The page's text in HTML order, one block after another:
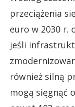
przeciążenia
euro w 2030 r.
jeśli
również silną
mogą sięgnąć